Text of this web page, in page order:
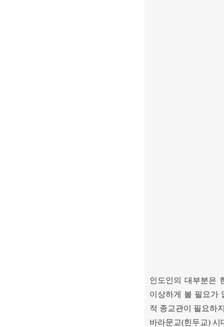
인도인의 대부분은
이상하게 볼 필요가
적 종교관이 필요하
바라문교(힌두교) 시